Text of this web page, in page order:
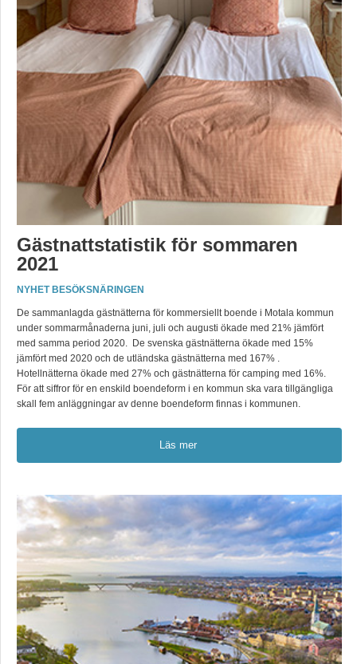
Gästnattstatistik för sommaren
2021
NYHET BESÖKSNÄRINGEN
De sammanlagda gästnätterna för kommersiellt boende i Motala kommun
under sommarmånaderna juni, juli och augusti ökade med 21% jämfört
med samma period 2020. De svenska gästnätterna ökade med 15%
jämfört med 2020 och de utländska gästnätterna med 167% .
Hotellnätterna ökade med 27% och gästnätterna för camping med 16%.
För att siffror för en enskild boendeform i en kommun ska vara tillgängliga
skall fem anläggningar av denne boendeform finnas i kommunen.
Läs mer